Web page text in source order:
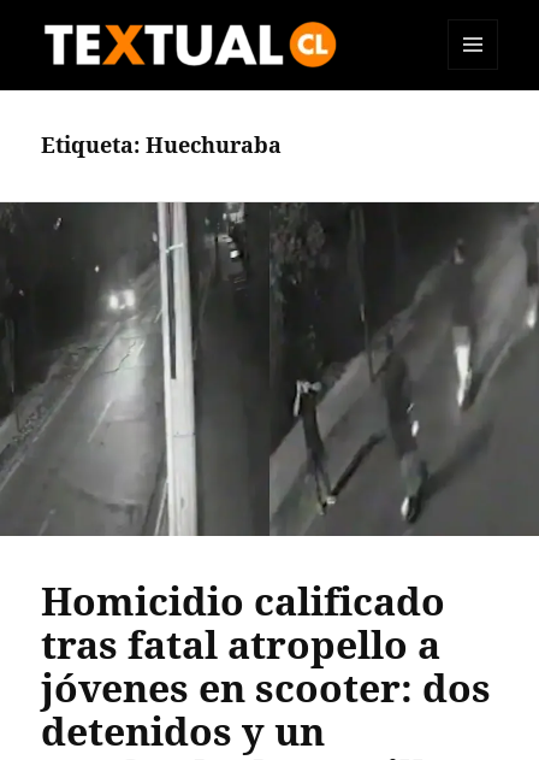
Etiqueta:Huechuraba
Homicidio calificado
tras fatal atropello a
jóvenes en scooter: dos
detenidos y un